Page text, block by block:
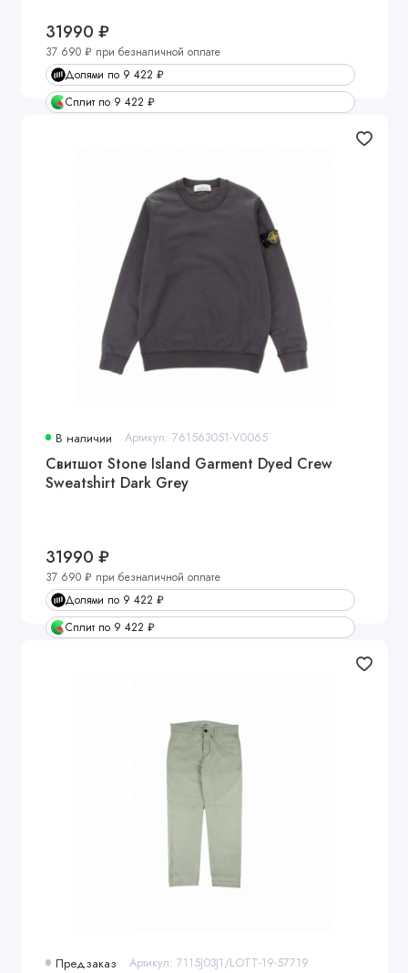
31990 ₽
37 690 ₽ при безналичной оплате
Долями по 9 422 ₽
Сплит по 9 422 ₽
В наличии Артикул: 761563051-V0065
Свитшот Stone Island Garment Dyed Crew
Sweatshirt Dark Grey
31990 ₽
37 690 ₽ при безналичной оплате
Долями по 9 422 ₽
Сплит по 9 422 ₽
Предзаказ Артикул: 7115J03J1/LOTT-19-57719